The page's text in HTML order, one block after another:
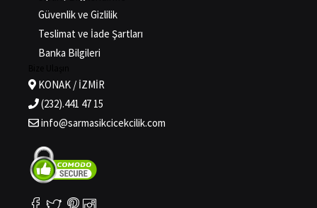
Güvenlik ve Gizlilik
Teslimat ve İade Şartları
Banka Bilgileri
KONAK / İZMİR
(232).441 47 15
info@sarmasikcicekcilik.com